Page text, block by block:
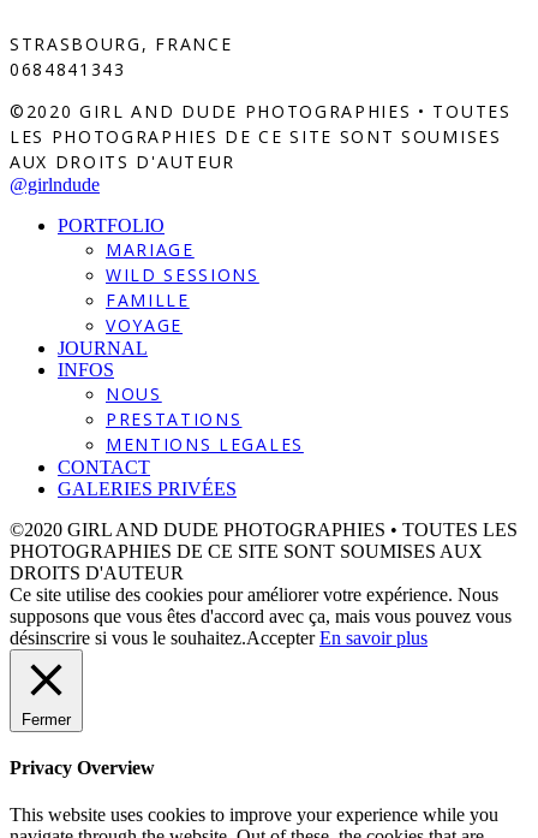
STRASBOURG, FRANCE
0684841343
©2020 GIRL AND DUDE PHOTOGRAPHIES • TOUTES
LES PHOTOGRAPHIES DE CE SITE SONT SOUMISES
AUX DROITS D'AUTEUR
@girlndude
PORTFOLIO
MARIAGE
WILD SESSIONS
FAMILLE
VOYAGE
JOURNAL
INFOS
NOUS
PRESTATIONS
MENTIONS LEGALES
CONTACT
GALERIES PRIVÉES
©2020 GIRL AND DUDE PHOTOGRAPHIES • TOUTES LES
PHOTOGRAPHIES DE CE SITE SONT SOUMISES AUX
DROITS D'AUTEUR
Ce site utilise des cookies pour améliorer votre expérience. Nous
supposons que vous êtes d'accord avec ça, mais vous pouvez vous
désinscrire si vous le souhaitez.Accepter En savoir plus
Fermer
Privacy Overview
This website uses cookies to improve your experience while you